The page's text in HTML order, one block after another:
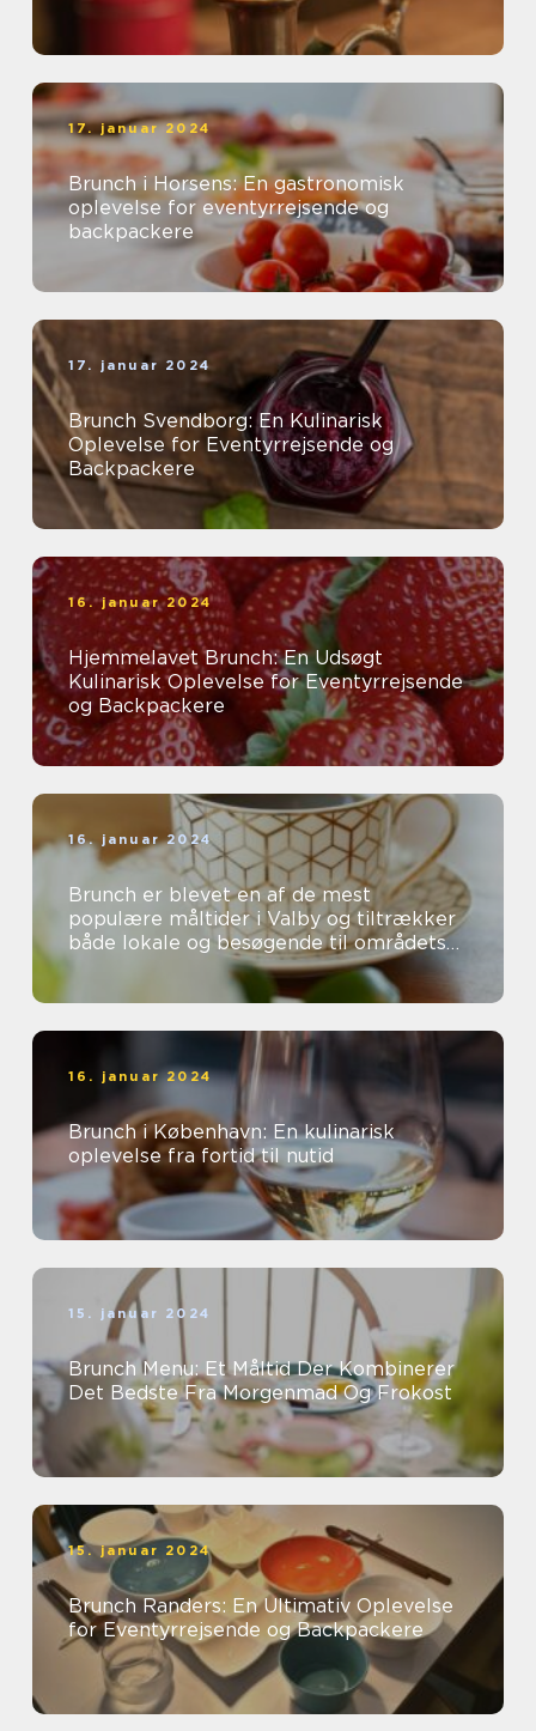
17. januar 2024
Brunch i Horsens: En gastronomisk
oplevelse for eventyrrejsende og
backpackere
17. januar 2024
Brunch Svendborg: En Kulinarisk
Oplevelse for Eventyrrejsende og
Backpackere
16. januar 2024
Hjemmelavet Brunch: En Udsøgt
Kulinarisk Oplevelse for Eventyrrejsende
og Backpackere
16. januar 2024
Brunch er blevet en af de mest
populære måltider i Valby og tiltrækker
både lokale og besøgende til områdets
mange charmerende caféer og
16. januar 2024
Brunch i København: En kulinarisk
oplevelse fra fortid til nutid
15. januar 2024
Brunch Menu: Et Måltid Der Kombinerer
Det Bedste Fra Morgenmad Og Frokost
15. januar 2024
Brunch Randers: En Ultimativ Oplevelse
for Eventyrrejsende og Backpackere